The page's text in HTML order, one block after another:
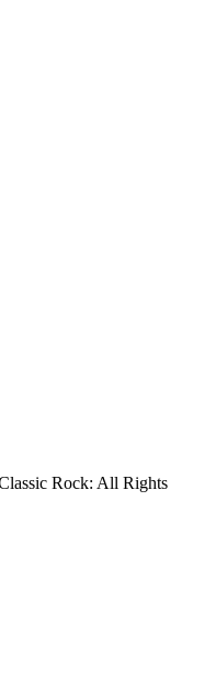
Rock: All Rights